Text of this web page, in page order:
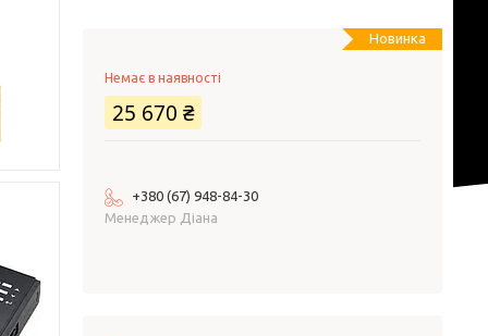
Новинка
Немає в наявності
25 670 ₴
+380 (67) 948-84-30
Менеджер Діана